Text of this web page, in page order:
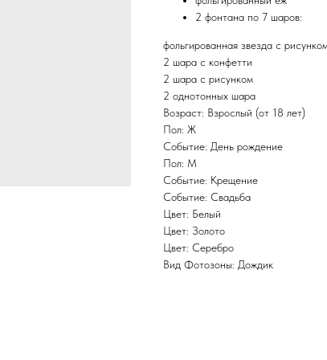
2 фонтана по 7 шаров:
фольгированная звезда с
2 шара с конфетти
2 шара с рисунком
2 однотонных шара
Возраст: Взрослый (от 18 лет)
Пол: Ж
Событие: День рождение
Пол: М
Событие: Крещение
Событие: Свадьба
Цвет: Белый
Цвет: Золото
Цвет: Серебро
Вид Фотозоны: Дождик